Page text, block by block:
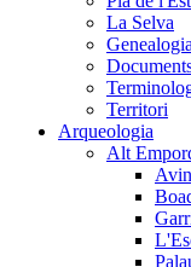
La Selva
Genealogia
Territori
Arqueologia
Alt